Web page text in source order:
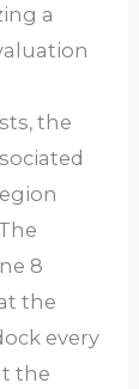
a
the
8
the
every
the